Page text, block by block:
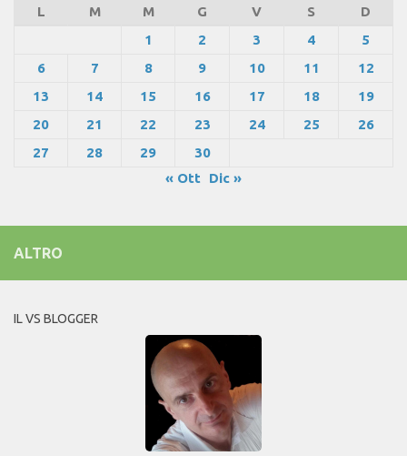
L
M M G V S
D
1
2 3 4
5
6
7 8 9 10 11
12
13
14 15 16 17 18
19
20
21 22 23 24 25
26
27
28 29
30
« Ott
Dic »
ALTRO
IL VS BLOGGER